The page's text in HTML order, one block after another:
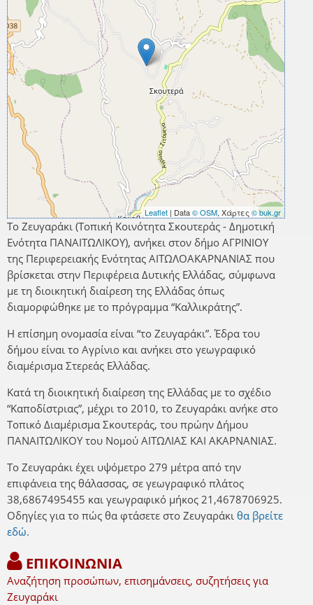
Leaflet | Data© OSM, Χάρτες © buk.gr
Το Ζευγαράκι (Τοπική Κοινότητα Σκουτεράς - Δημοτική
Ενότητα ΠΑΝΑΙΤΩΛΙΚΟΥ), ανήκει στον δήμο ΑΓΡΙΝΙΟΥ
της Περιφερειακής Ενότητας ΑΙΤΩΛΟΑΚΑΡΝΑΝΙΑΣ που
βρίσκεται στην Περιφέρεια Δυτικής Ελλάδας, σύμφωνα
με τη διοικητική διαίρεση της Ελλάδας όπως
διαμορφώθηκε με το πρόγραμμα “Καλλικράτης”.
Η επίσημη ονομασία είναι “το Ζευγαράκι”. Έδρα του
δήμου είναι το Αγρίνιο και ανήκει στο γεωγραφικό
διαμέρισμα Στερεάς Ελλάδας.
Κατά τη διοικητική διαίρεση της Ελλάδας με το σχέδιο
“Καποδίστριας”, μέχρι το 2010, το Ζευγαράκι ανήκε στο
Τοπικό Διαμέρισμα Σκουτεράς, του πρώην Δήμου
ΠΑΝΑΙΤΩΛΙΚΟΥ του Νομού ΑΙΤΩΛΙΑΣ ΚΑΙ ΑΚΑΡΝΑΝΙΑΣ.
Το Ζευγαράκι έχει υψόμετρο 279 μέτρα από την
επιφάνεια της θάλασσας, σε γεωγραφικό πλάτος
38,6867495455 και γεωγραφικό μήκος 21,4678706925.
Οδηγίες για το πώς θα φτάσετε στο Ζευγαράκι θα βρείτε
εδώ.
ΕΠΙΚΟΙΝΩΝΙΑ
Αναζήτηση προσώπων, επισημάνσεις, συζητήσεις για
Ζευγαράκι